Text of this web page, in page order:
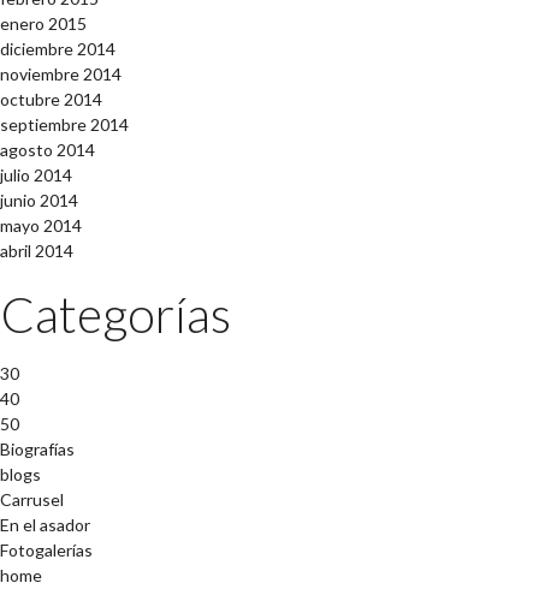
enero 2015
diciembre 2014
noviembre 2014
octubre 2014
septiembre 2014
agosto 2014
julio 2014
junio 2014
mayo 2014
abril 2014
Categorías
30
40
50
Biografías
blogs
Carrusel
En el asador
Fotogalerías
home